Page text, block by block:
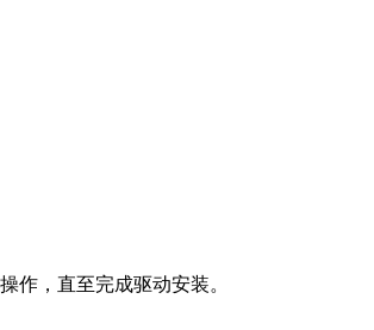
作，直至完成驱动安装。​